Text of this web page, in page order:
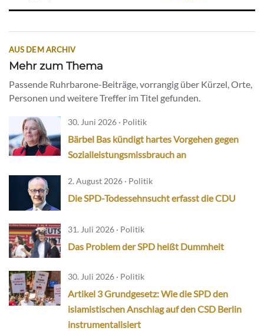
AUS DEM ARCHIV
Mehr zum Thema
Passende Ruhrbarone-Beiträge, vorrangig über Kürzel, Orte,
Personen und weitere Treffer im Titel gefunden.
30. Juni 2026 · Politik
Bärbel Bas kündigt hartes Vorgehen gegen
Sozialleistungsmissbrauch an
2. August 2026 · Politik
Die SPD-Todessehnsucht erfasst die CDU
31. Juli 2026 · Politik
Das Problem der SPD heißt Dummheit
30. Juli 2026 · Politik
Artikel 3 Grundgesetz: Wie die SPD den
islamistischen Anschlag auf den CSD Berlin
instrumentalisiert